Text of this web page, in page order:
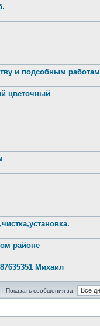
и подсобным работам
цветочный
районе
Михаил
Показать сообщения за: